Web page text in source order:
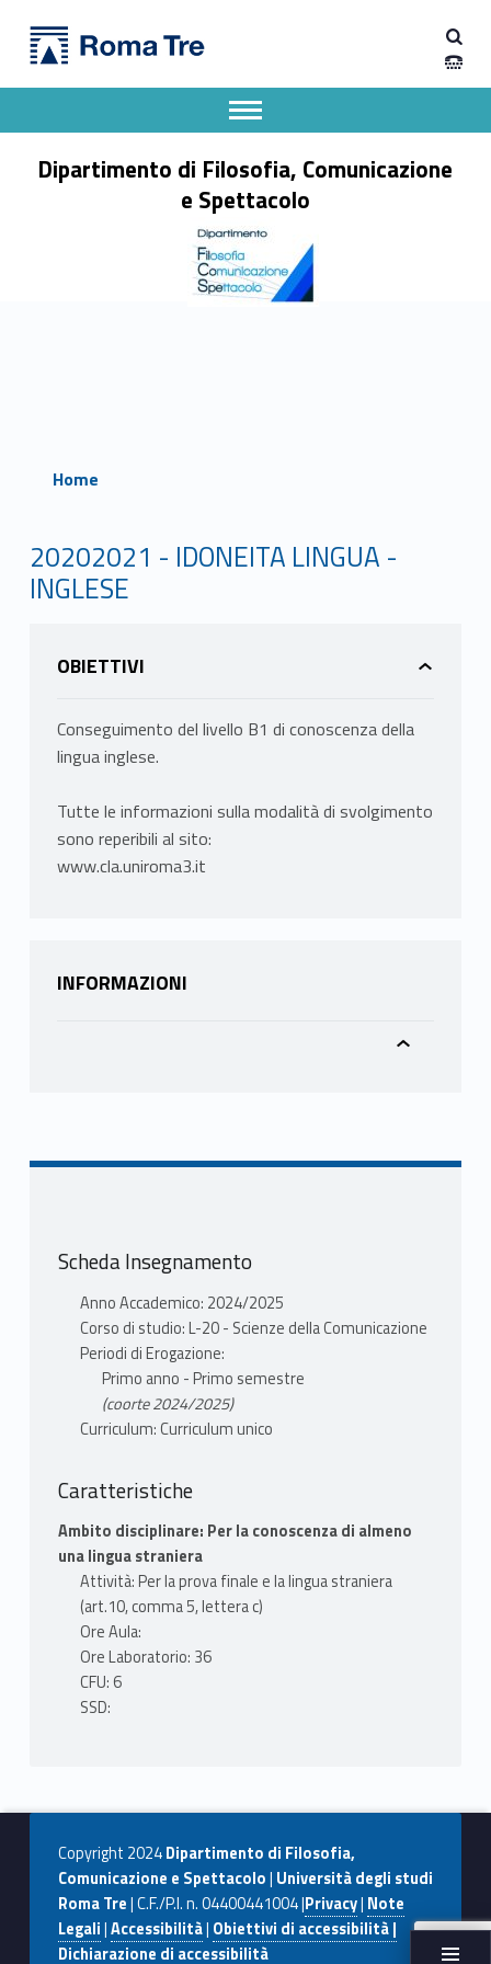
Dipartimento di Filosofia, Comunicazione e Spettacolo
Dipartimento di Filosofia, Comunicazione
e Spettacolo
Apri il menu secondario
Header info sidebar
Home
20202021 - IDONEITA LINGUA -
INGLESE
OBIETTIVI
Conseguimento del livello B1 di conoscenza della
lingua inglese.
Tutte le informazioni sulla modalità di svolgimento
sono reperibili al sito:
www.cla.uniroma3.it
INFORMAZIONI
Scheda Insegnamento
Anno Accademico: 2024/2025
Corso di studio: L-20 - Scienze della Comunicazione
Periodi di Erogazione:
Primo anno - Primo semestre
(coorte 2024/2025)
Curriculum: Curriculum unico
Caratteristiche
Ambito disciplinare: Per la conoscenza di almeno
una lingua straniera
Attività: Per la prova finale e la lingua straniera
(art.10, comma 5, lettera c)
Ore Aula:
Ore Laboratorio: 36
CFU: 6
SSD:
Copyright 2024Dipartimento di Filosofia,
Comunicazione e Spettacolo| Università degli studi
Roma Tre| C.F./P.I. n. 04400441004 |Privacy| Note
Legali|Accessibilità| Obiettivi di accessibilità |
Dichiarazione di accessibilità